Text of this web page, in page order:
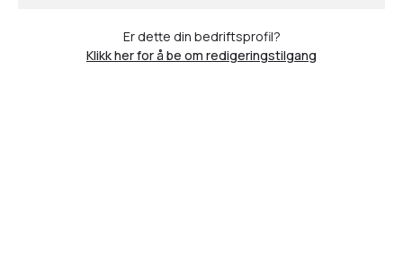
Er dette din bedriftsprofil?
Klikk her for å be om redigeringstilgang